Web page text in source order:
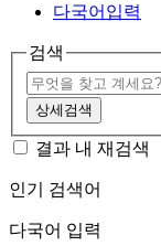
다국어입력
검색
상세검색
결과 내 재검색
인기 검색어
다국어 입력